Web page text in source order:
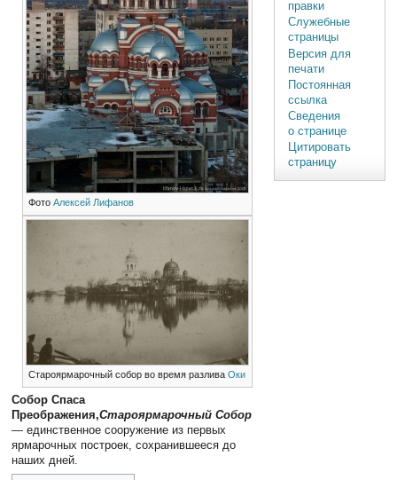
Фото Алексей Лифанов
Староярмарочный собор во время разлива Оки
Собор Спаса
Преображения,Староярмарочный Собор
— единственное сооружение из первых
ярмарочных построек, сохранившееся до
наших дней.
правки
Служебные
страницы
Версия для
печати
Постоянная
ссылка
Сведения
о странице
Цитировать
страницу